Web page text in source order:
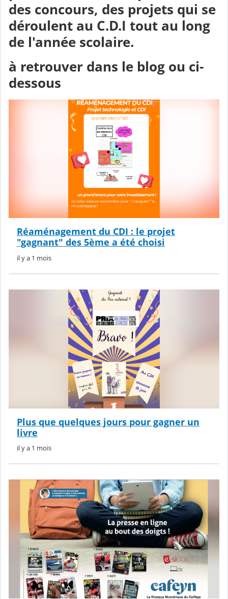
des concours, des projets qui se
déroulent au C.D.I tout au long
de l'année scolaire.
à retrouver dans le blog ou ci-
dessous
Réaménagement du CDI : le projet
"gagnant" des 5ème a été choisi
il y a 1 mois
Plus que quelques jours pour gagner un
livre
il y a 1 mois